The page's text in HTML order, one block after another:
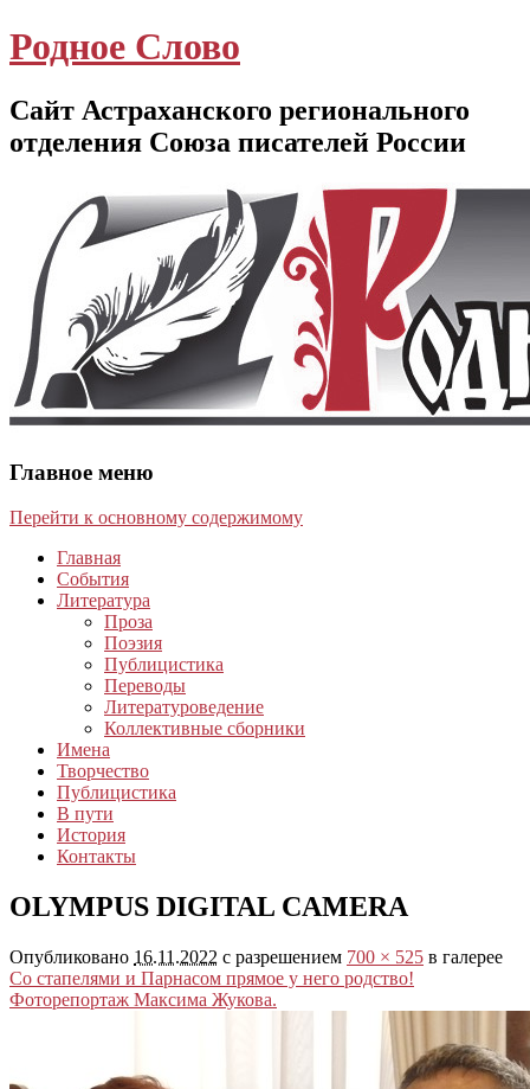
Родное Слово
Сайт Астраханского регионального
отделения Союза писателей России
Главное меню
Перейти к основному содержимому
Главная
События
Литература
Проза
Поэзия
Публицистика
Переводы
Литературоведение
Коллективные сборники
Имена
Творчество
Публицистика
В пути
История
Контакты
OLYMPUS DIGITAL CAMERA
Опубликовано 16.11.2022 с разрешением 700 × 525 в галерее
Со стапелями и Парнасом прямое у него родство!
Фоторепортаж Максима Жукова.